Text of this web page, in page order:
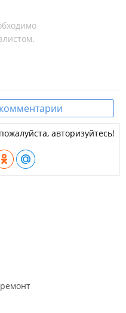
авторизуйтесь!